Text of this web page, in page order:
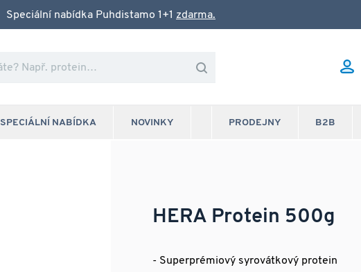
Speciální nabídka Puhdistamo 1+1 zdarma.
SPECIÁLNÍ NABÍDKA NOVINKY B2B
PRODEJNY
HERA Protein 500g
- Superprémiový syrovátkový protein